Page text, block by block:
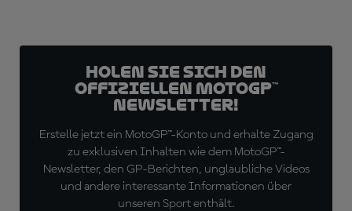
Holen Sie sich den
offiziellen MotoGP™
Newsletter!
Erstelle jetzt ein MotoGP™-Konto und erhalte Zugang
zu exklusiven Inhalten wie dem MotoGP™-
Newsletter, den GP-Berichten, unglaubliche Videos
und andere interessante Informationen über
unseren Sport enthält.